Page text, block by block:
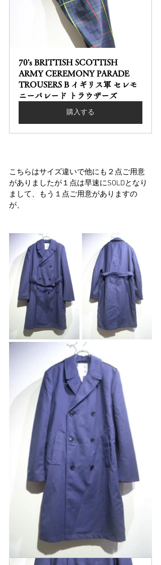
70's BRITTISH SCOTTISH
ARMY CEREMONY PARADE
TROUSERS B イギリス軍 セレモ
ニーパレード トラウザーズ
購入する
こちらはサイズ違いで他にも２点ご用意
がありましたが１点は早速にSOLDとなり
まして、もう１点ご用意がありますの
が、